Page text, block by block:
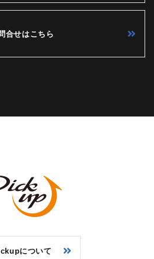
合せはこちら
について